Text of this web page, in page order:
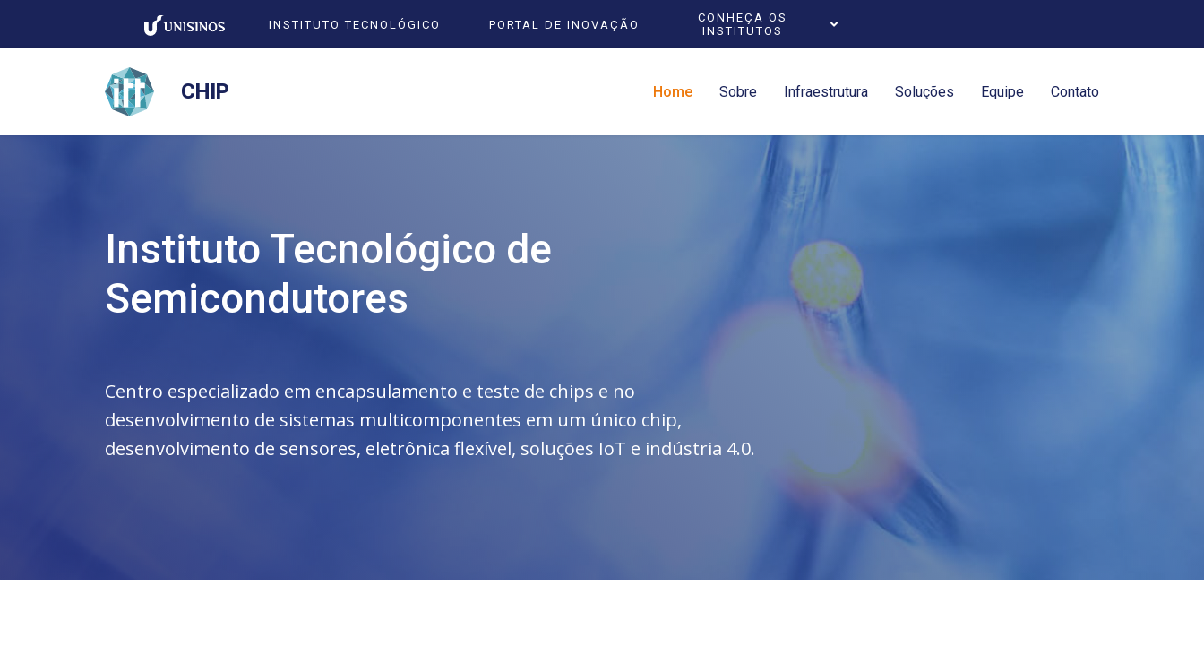
INSTITUTO TECNOLÓGICO PORTAL DE INOVAÇÃO
CONHEÇA OS
INSTITUTOS
CHIP Home Sobre Infraestrutura Soluções Equipe Contato
Instituto Tecnológico de
Semicondutores
Centro especializado em encapsulamento e teste de chips e no
desenvolvimento de sistemas multicomponentes em um único chip,
desenvolvimento de sensores, eletrônica flexível, soluções IoT e indústria 4.0.